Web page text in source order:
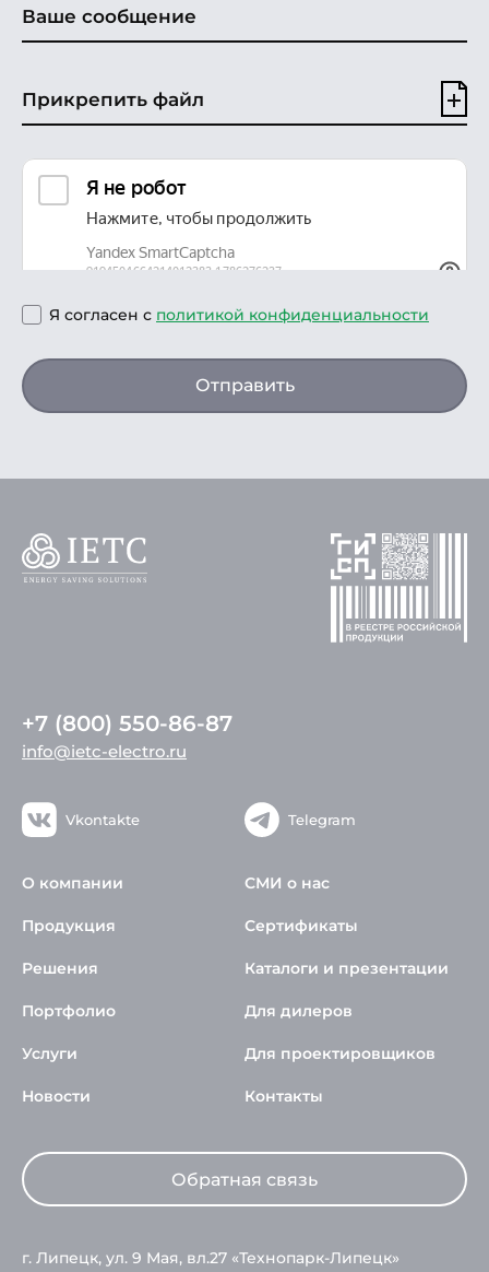
Прикрепить файл
Я согласен с политикой конфиденциальности
Отправить
+7 (800) 550-86-87
info@ietc-electro.ru
Vkontakte Telegram
О компании
Продукция
Решения
Портфолио
Услуги
Новости
СМИ о нас
Сертификаты
Каталоги и презентации
Для дилеров
Для проектировщиков
Контакты
Обратная связь
г. Липецк, ул. 9 Мая, вл.27 «Технопарк-Липецк»